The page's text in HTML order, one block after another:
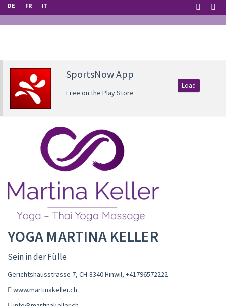
DE FR IT
SportsNow App
Free on the Play Store
Load
YOGA MARTINA KELLER
Sein in der Fülle
Gerichtshausstrasse 7, CH-8340 Hinwil, +41796572222
www.martinakeller.ch